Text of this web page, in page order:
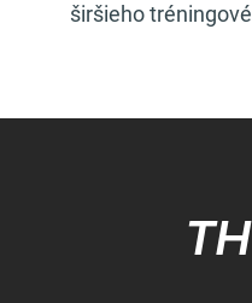
širšieho